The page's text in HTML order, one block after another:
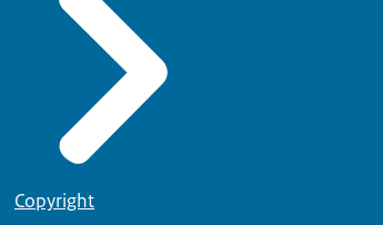
Copyright